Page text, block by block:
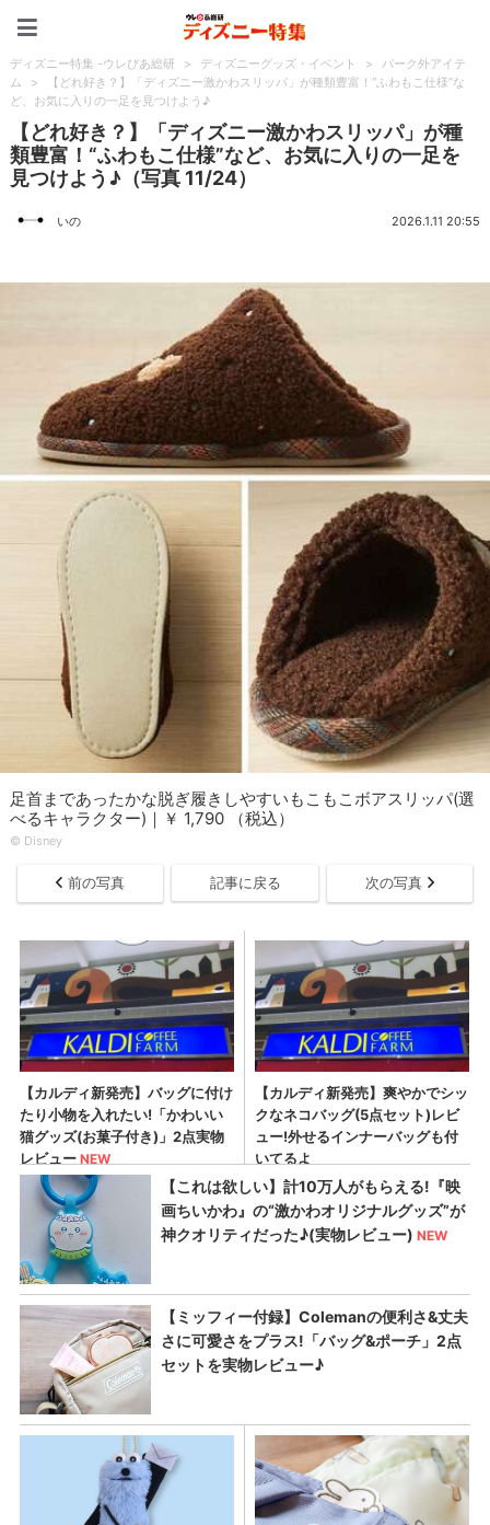
ディズニー特集 -ウレぴあ総研 > ディズニーグッズ・イベント >
パーク外アイテ
ム
>
【どれ好き？】「ディズニー激かわスリッパ」が種類豊富！“ふわもこ仕様”な
ど、お気に入りの一足を見つけよう♪
【どれ好き？】「ディズニー激かわスリッパ」が種
類豊富！“ふわもこ仕様”など、お気に入りの一足を
見つけよう♪（写真 11/24）
いの 2026.1.11 20:55
足首まであったかな脱ぎ履きしやすいもこもこボアスリッパ(選
べるキャラクター)｜￥ 1,790 （税込）
© Disney
前の写真 記事に戻る 次の写真